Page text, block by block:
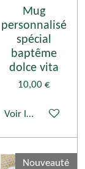
Mug
personnalisé
spécial
baptême
dolce vita
10,00 €
Voir les détails
Nouveauté